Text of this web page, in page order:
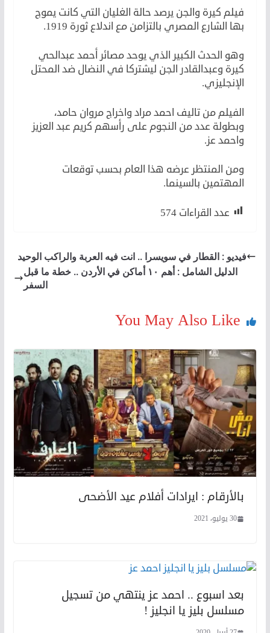
فيلم كيرة والجن يرصد حالة الغليان التي كانت يموج
بها الشارع المصري بالتزامن مع اندلاع ثورة 1919.
وهو الحدث الكبير الذي يوحد مصائر أحمد عبدالحي
كيرة وعبدالقادر الجن ليشتركا في النضال ضد المحتل
اﻹنجليزي.
الفيلم من تاليف احمد مراد واخراج مروان حامد،
وبطولة عدد من النجوم على رأسهم كريم عبد العزيز
واحمد عز.
ومن المنتظر عرضه هذا العام بحسب توقعات
المهتمين بالسينما.
عدد القراءات 574
فيديو : القطار في سويسرا .. انت فيه العربة والراكب الوحيد
الدليل الشامل : أهم ١٠ أماكن في الأردن .. خطة ما قبل
السفر
You May Also Like
بالأرقام : ايرادات أفلام عيد الأضحى
30 يوليو، 2021
بعد اسبوع .. احمد عز ينتهي من تسجيل
مسلسل بليز يا انجليز !